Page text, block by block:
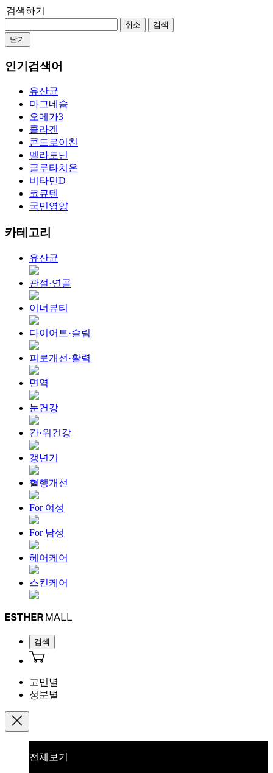
검색하기
취소
검색
닫기
인기검색어
유산균
마그네슘
오메가3
콜라겐
콘드로이친
멜라토닌
글루타치온
비타민D
코큐텐
국민영양
카테고리
유산균
관절·연골
이너뷰티
다이어트·슬림
피로개선·활력
면역
눈건강
간·위건강
갱년기
혈행개선
For 여성
For 남성
헤어케어
스킨케어
검색
고민별
성분별
전체보기